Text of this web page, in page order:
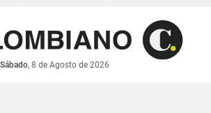
Sábado, 8 de Agosto de 2026